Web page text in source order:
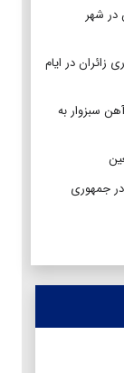
در شهر
زائران در ایام
سبزوار به
جمهوری